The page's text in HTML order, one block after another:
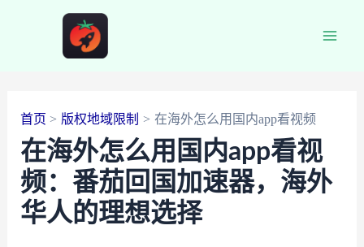
首页 版权地域限制 在海外怎么用国内app看视频
在海外怎么用国内app看视
频：番茄回国加速器，海外
华人的理想选择